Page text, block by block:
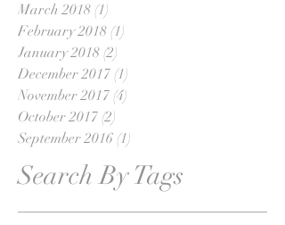
March 2018 (1)
February 2018 (1)
January 2018 (2)
December 2017 (1)
November 2017 (4)
October 2017 (2)
September 2016 (1)
Search By Tags